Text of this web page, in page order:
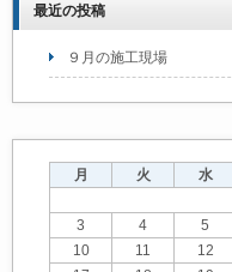
最近の投稿
９月の施工現場
月
火 水
3
4 5
10
11 12